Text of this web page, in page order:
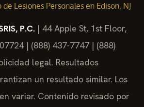
Lesiones Personales en Edison, NJ
P.C. | 44 Apple St, 1st Floor,
| (888) 437-7747 | (888)
legal. Resultados
un resultado similar. Los
variar. Contenido revisado por